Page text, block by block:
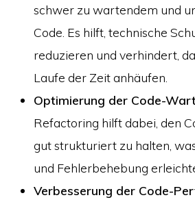
schwer zu wartendem und
Code. Es hilft, technische
reduzieren und verhindert,
Laufe der Zeit anhäufen.
Optimierung der Code-
Refactoring hilft dabei, den
gut strukturiert zu halten,
und Fehlerbehebung
Verbesserung der Code-